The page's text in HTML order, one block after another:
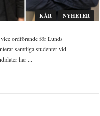
KÅR NYHETER
ordförande för Lunds
samtliga studenter vid
har ...